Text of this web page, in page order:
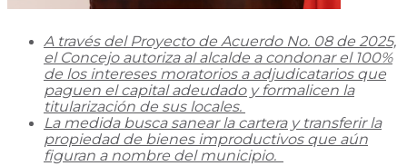
A través del Proyecto de Acuerdo No. 08 de 2025,
el Concejo autoriza al alcalde a condonar el 100%
de los intereses moratorios a adjudicatarios que
paguen el capital adeudado y formalicen la
titularización de sus locales.
La medida busca sanear la cartera y transferir la
propiedad de bienes improductivos que aún
figuran a nombre del municipio.